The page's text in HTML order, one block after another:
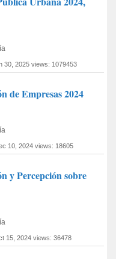
30, 2025 views: 1079453
de Empresas 2024
10, 2024 views: 18605
y Percepción sobre
15, 2024 views: 36478